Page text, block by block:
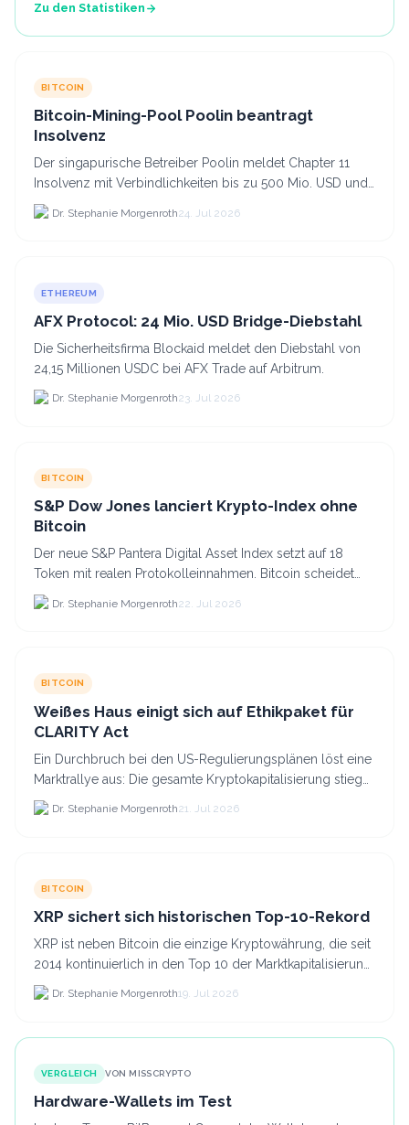
Zu den Statistiken
BITCOIN
Bitcoin-Mining-Pool Poolin beantragt
Insolvenz
Der singapurische Betreiber Poolin meldet Chapter 11
Insolvenz mit Verbindlichkeiten bis zu 500 Mio. USD und
plant den Verkauf zweier Texas-Standorte für.
Dr. Stephanie Morgenroth24. Jul 2026
ETHEREUM
AFX Protocol: 24 Mio. USD Bridge-Diebstahl
Die Sicherheitsfirma Blockaid meldet den Diebstahl von
24,15 Millionen USDC bei AFX Trade auf Arbitrum.
Dr. Stephanie Morgenroth23. Jul 2026
BITCOIN
S&P Dow Jones lanciert Krypto-Index ohne
Bitcoin
Der neue S&P Pantera Digital Asset Index setzt auf 18
Token mit realen Protokolleinnahmen. Bitcoin scheidet
aufgrund fehlender Erträge für Halter aus dem.
Dr. Stephanie Morgenroth22. Jul 2026
BITCOIN
Weißes Haus einigt sich auf Ethikpaket für
CLARITY Act
Ein Durchbruch bei den US-Regulierungsplänen löst eine
Marktrallye aus: Die gesamte Kryptokapitalisierung stieg
am 21.
Dr. Stephanie Morgenroth21. Jul 2026
BITCOIN
XRP sichert sich historischen Top-10-Rekord
XRP ist neben Bitcoin die einzige Kryptowährung, die seit
2014 kontinuierlich in den Top 10 der Marktkapitalisierung
verblieb.
Dr. Stephanie Morgenroth19. Jul 2026
VERGLEICH VON MISSCRYPTO
Hardware-Wallets im Test